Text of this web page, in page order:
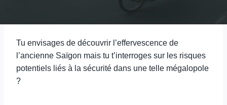
Tu envisages de découvrir l’effervescence de
l’ancienne Saïgon mais tu t’interroges sur les risques
potentiels liés à la sécurité dans une telle mégalopole
?